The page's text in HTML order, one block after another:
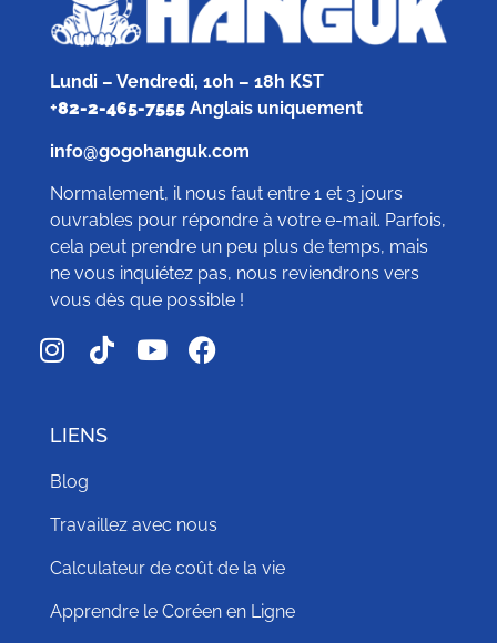
Lundi – Vendredi, 10h – 18h KST
+82-2-465-7555Anglais uniquement
info@gogohanguk.com
Normalement, il nous faut entre 1 et 3 jours
ouvrables pour répondre à votre e-mail. Parfois,
cela peut prendre un peu plus de temps, mais
ne vous inquiétez pas, nous reviendrons vers
vous dès que possible !
LIENS
Blog
Travaillez avec nous
Calculateur de coût de la vie
Apprendre le Coréen en Ligne